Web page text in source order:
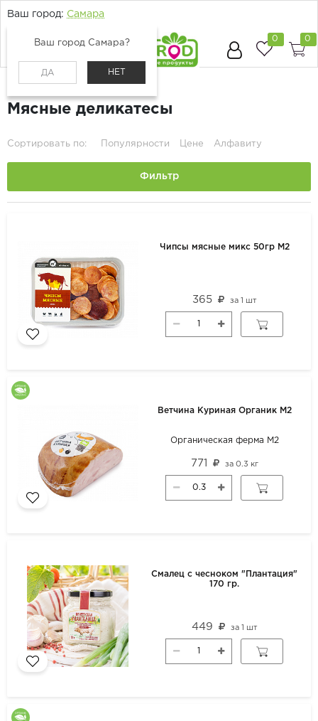
Ваш город: Самара
Ваш город Самара?
ДА НЕТ
0 0
Мясные деликатесы
Сортировать по: Популярности Цене Алфавиту
Фильтр
Чипсы мясные микс 50гр М2
365 за 1 шт
Ветчина Куриная Органик М2
Органическая ферма М2
771 за 0.3 кг
Смалец с чесноком "Плантация"
170 гр.
449 за 1 шт